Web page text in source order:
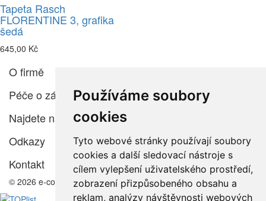
Používáme soubory
cookies
Tyto webové stránky používají soubory
cookies a další sledovací nástroje s
cílem vylepšení uživatelského prostředí,
zobrazení přizpůsobeného obsahu a
reklam, analýzy návštěvnosti webových
Tapeta Rasch
FLORENTINE 3, grafika
šedá
645,00 Kč
O firmě
Péče o zákazníka
Najdete nás
Odkazy
Kontakt
© 2026 e-color.cz